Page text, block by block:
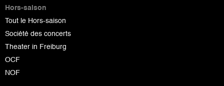
Hors-saison
Tout le Hors-saison
Société des concerts
Theater in Freiburg
OCF
NOF